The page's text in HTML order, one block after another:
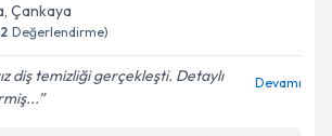
, Çankaya
Değerlendirme)
diş temizliği gerçekleşti. Detaylı
Devamı